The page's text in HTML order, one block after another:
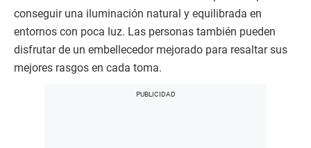
conseguir una iluminación natural y equilibrada en
entornos con poca luz. Las personas también pueden
disfrutar de un embellecedor mejorado para resaltar sus
mejores rasgos en cada toma.